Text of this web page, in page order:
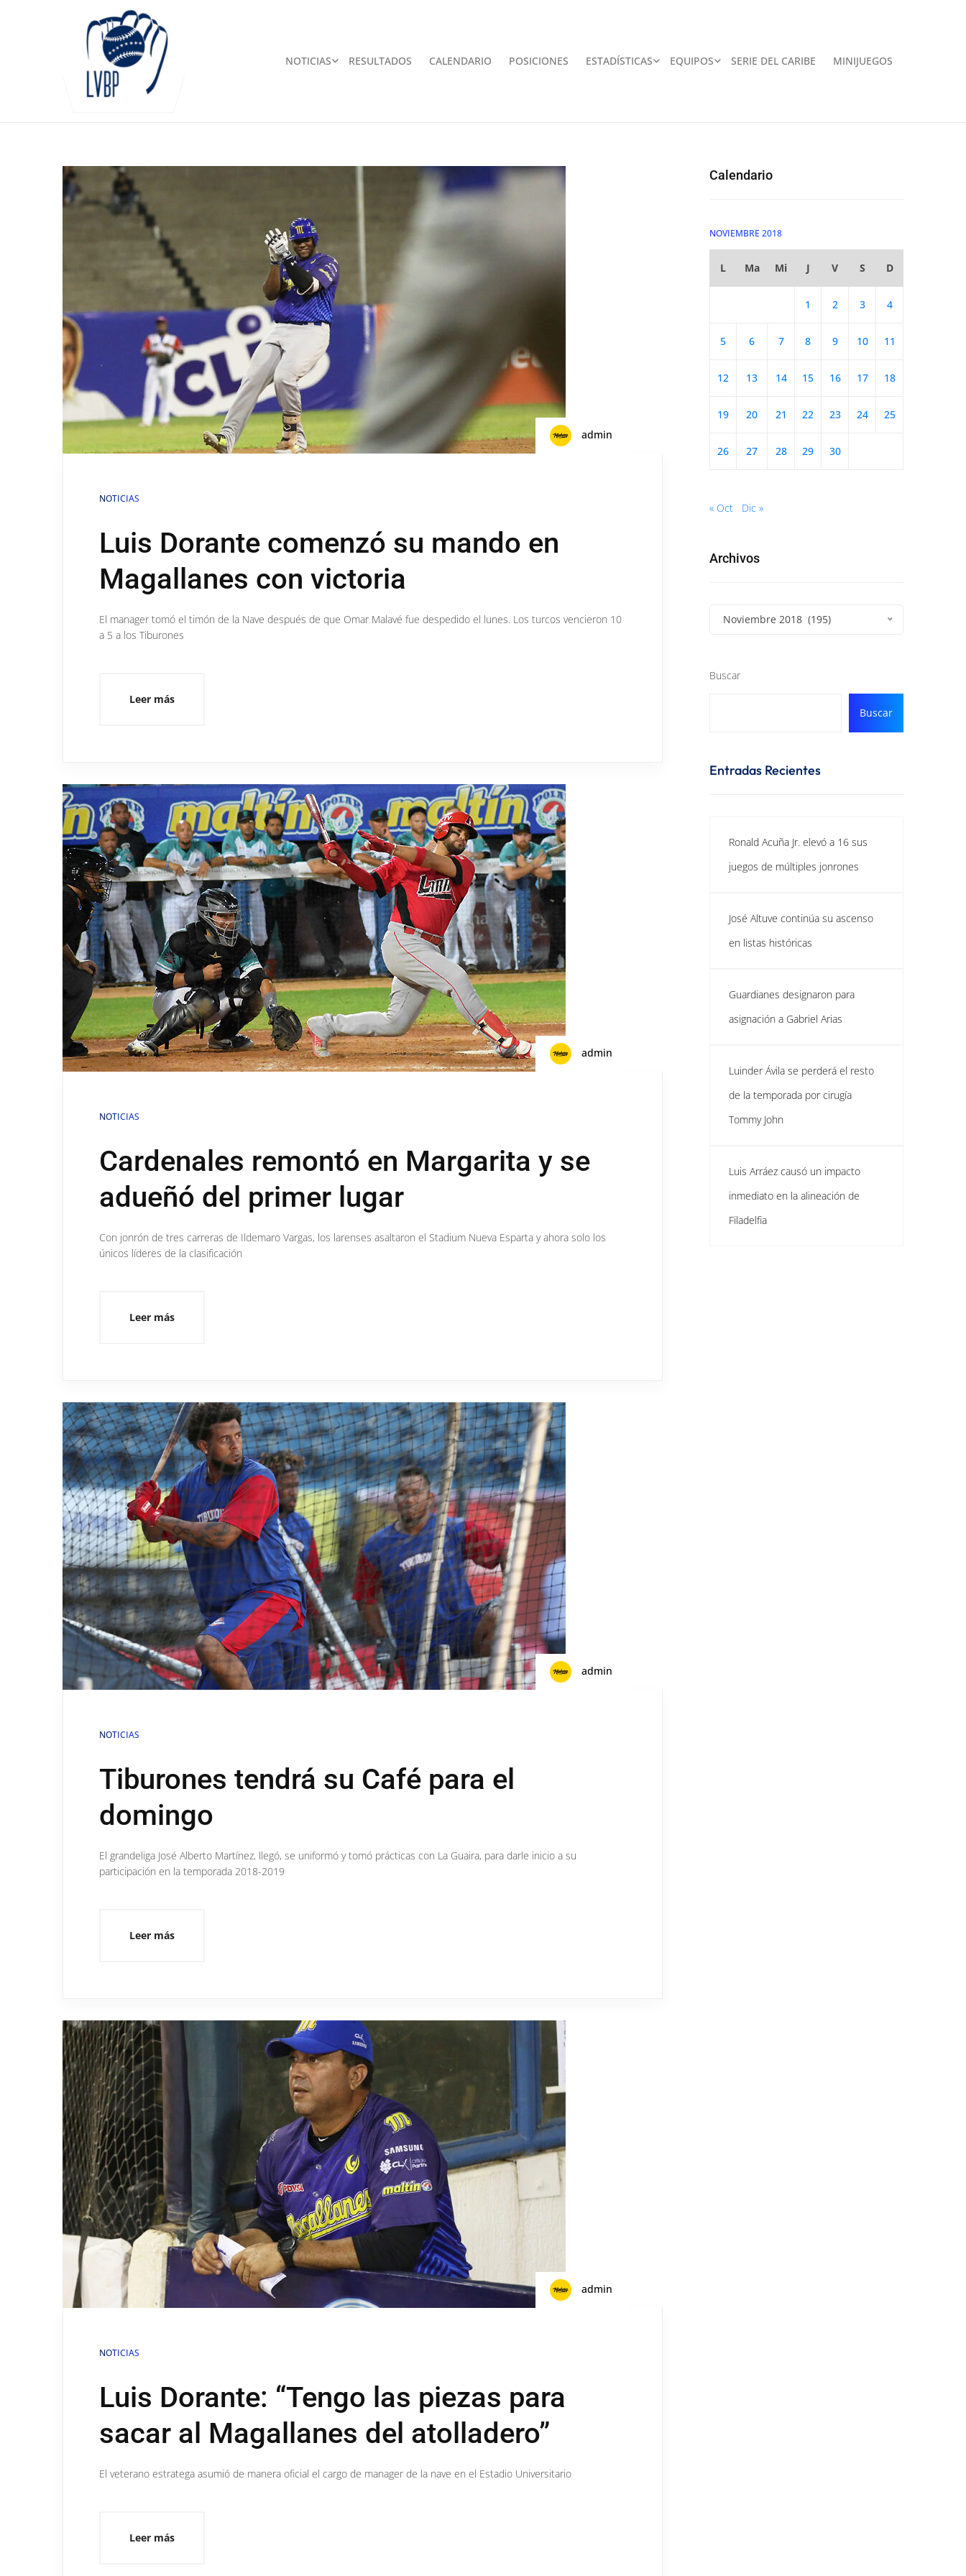
NOTICIAS RESULTADOS CALENDARIO POSICIONES ESTADÍSTICAS EQUIPOS SERIE DEL CARIBE MINIJUEGOS
admin
NOTICIAS
Luis Dorante comenzó su mando en
Magallanes con victoria
El manager tomó el timón de la Nave después de que Omar Malavé fue despedido el lunes. Los turcos vencieron 10
a 5 a los Tiburones
Leer más
admin
NOTICIAS
Cardenales remontó en Margarita y se
adueñó del primer lugar
Con jonrón de tres carreras de Ildemaro Vargas, los larenses asaltaron el Stadium Nueva Esparta y ahora solo los
únicos líderes de la clasificación
Leer más
admin
NOTICIAS
Tiburones tendrá su Café para el
domingo
El grandeliga José Alberto Martínez, llegó, se uniformó y tomó prácticas con La Guaira, para darle inicio a su
participación en la temporada 2018-2019
Leer más
admin
NOTICIAS
Luis Dorante: “Tengo las piezas para
sacar al Magallanes del atolladero”
El veterano estratega asumió de manera oficial el cargo de manager de la nave en el Estadio Universitario
Leer más
Calendario
NOVIEMBRE 2018
L Ma Mi J V S D
1 2 3 4
5 6 7 8 9 10 11
12 13 14 15 16 17 18
19 20 21 22 23 24 25
26 27 28 29 30
« Oct Dic »
Archivos
Noviembre 2018 (195)
Buscar
Buscar
Entradas Recientes
Ronald Acuña Jr. elevó a 16 sus
juegos de múltiples jonrones
José Altuve continúa su ascenso
en listas históricas
Guardianes designaron para
asignación a Gabriel Arias
Luinder Ávila se perderá el resto
de la temporada por cirugía
Tommy John
Luis Arráez causó un impacto
inmediato en la alineación de
Filadelfia